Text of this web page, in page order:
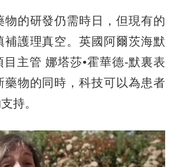
的研發仍需時日，但現有的
補護理真空。英國阿爾茨海默
主管 娜塔莎•霍華德-默裏表
藥物的同時，科技可以為患者
持。